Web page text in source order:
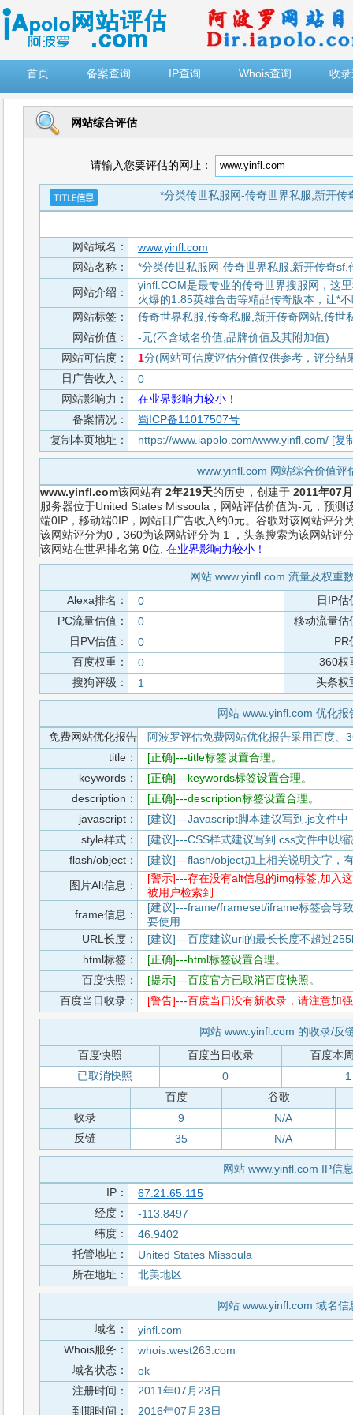
首页
备案查询 IP查询 Whois查询 收
网站综合评估
请输入您要评估的网址：
*分类传世私服网-传奇世界私服,新开传
网站域名：
www.yinfl.com
网站名称：
*分类传世私服网-传奇世界私服,新开传奇sf,
网站介绍：
yinfl.COM是最专业的传奇世界搜服网，这
火爆的1.85英雄合击等精品传奇版本，让*
网站标签：
传奇世界私服,传奇私服,新开传奇网站,传世
网站价值：
-元(不含域名价值,品牌价值及其附加值)
网站可信度：
1分(网站可信度评估分值仅供参考，评分结
日广告收入：
0
网站影响力：
在业界影响力较小！
备案情况：
蜀ICP备11017507号
复制本页地址：
https://www.iapolo.com/www.yinfl.com/ [复
www.yinfl.com 网站综合价值评
www.yinfl.com该网站有 2年219天的历史，创建于 2011年07
服务器位于United States Missoula，网站评估价值为-元，预测
端0IP，移动端0IP，网站日广告收入约0元。谷歌对该网站评分
该网站评分为0，360为该网站评分为 1 ，头条搜索为该网站评
该网站在世界排名第 0位, 在业界影响力较小！
网站 www.yinfl.com 流量及权重
Alexa排名：
0
日IP估
PC流量估值：
0
移动流量估
日PV估值：
0
PR
百度权重：
0
360权
搜狗评级：
1 头条权
网站 www.yinfl.com 优化报
免费网站优化报告
阿波罗评估免费网站优化报告采用百度、
title：
[正确]---title标签设置合理。
keywords：
[正确]---keywords标签设置合理。
description：
[正确]---description标签设置合理。
javascript：
[建议]---Javascript脚本建议写到.js文件中
style样式：
[建议]---CSS样式建议写到.css文件中以
flash/object：
[建议]---flash/object加上相关说明文字，
图片Alt信息：
[警示]---存在没有alt信息的img标签,加入
被用户检索到
frame信息：
[建议]---frame/frameset/iframe标签会导
要使用
URL长度：
[建议]---百度建议url的最长长度不超过
html标签：
[正确]---html标签设置合理。
百度快照：
[提示]---百度官方已取消百度快照。
百度当日收录：
[警告]---百度当日没有新收录，请注意加
网站 www.yinfl.com 的收录/反
百度快照
百度当日收录
百度本
已取消快照
0
1
百度
谷歌
收录
9
N/A
反链
35 N/A
网站 www.yinfl.com IP信息
IP：
67.21.65.115
经度：
-113.8497
纬度：
46.9402
托管地址：
United States Missoula
所在地址：
北美地区
网站 www.yinfl.com 域名信
域名：
yinfl.com
Whois服务：
whois.west263.com
域名状态：
ok
注册时间：
2011年07月23日
到期时间：
2016年07月23日